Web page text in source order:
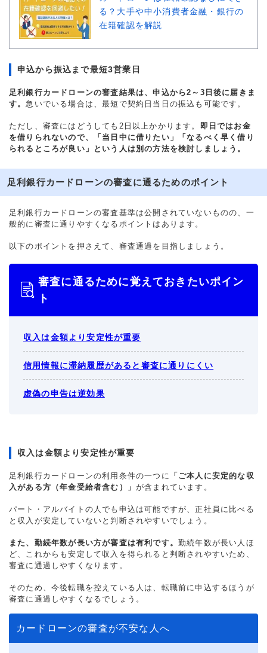
る？大手や中小消費者金融・銀行の
在籍確認を解説
申込から振込まで最短3営業日
足利銀行カードローンの審査結果は、申込から2～3日後に届きま
す。急いでいる場合は、最短で契約日当日の振込も可能です。
ただし、審査にはどうしても2日以上かかります。
即日ではお金
を借りられないので、「当日中に借りたい」「なるべく早く借り
られるところが良い」という人は別の方法を検討しましょう。
足利銀行カードローンの審査に通るためのポイント
足利銀行カードローンの審査基準は公開されていないものの、一
般的に審査に通りやすくなるポイントはあります。
以下のポイントを押さえて、審査通過を目指しましょう。
審査に通るために覚えておきたいポイン
ト
収入は金額より安定性が重要
信用情報に滞納履歴があると審査に通りにくい
虚偽の申告は逆効果
収入は金額より安定性が重要
足利銀行カードローンの利用条件の一つに
「ご本人に安定的な収
入がある方（年金受給者含む）」 が含まれています。
パート・アルバイトの人でも申込は可能ですが、正社員に比べる
と収入が安定していないと判断されやすいでしょう。
また、勤続年数が長い方が審査は有利です。 勤続年数が長い人ほ
ど、これからも安定して収入を得られると判断されやすいため、
審査に通過しやすくなります。
そのため、今後転職を控えている人は、転職前に申込するほうが
審査に通過しやすくなるでしょう。
カードローンの審査が不安な人へ